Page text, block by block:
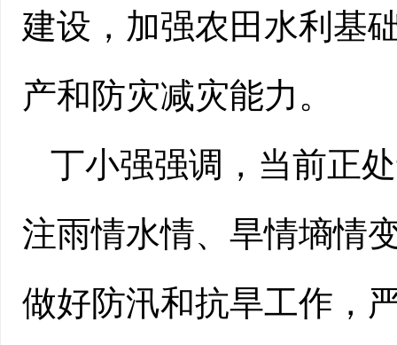
建设，加强农田水利基
产和防灾减灾能力。
丁小强强调，当前正
注雨情水情、旱情墒情
做好防汛和抗旱工作，